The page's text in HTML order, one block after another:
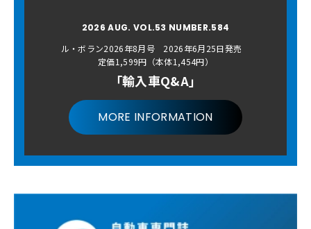
2026 AUG. VOL.53 NUMBER.584
ル・ボラン2026年8月号 2026年6月25日発売
定価1,599円（本体1,454円）
「輸入車Q&A」
MORE INFORMATION